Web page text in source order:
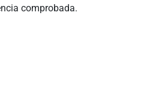
comprobada.